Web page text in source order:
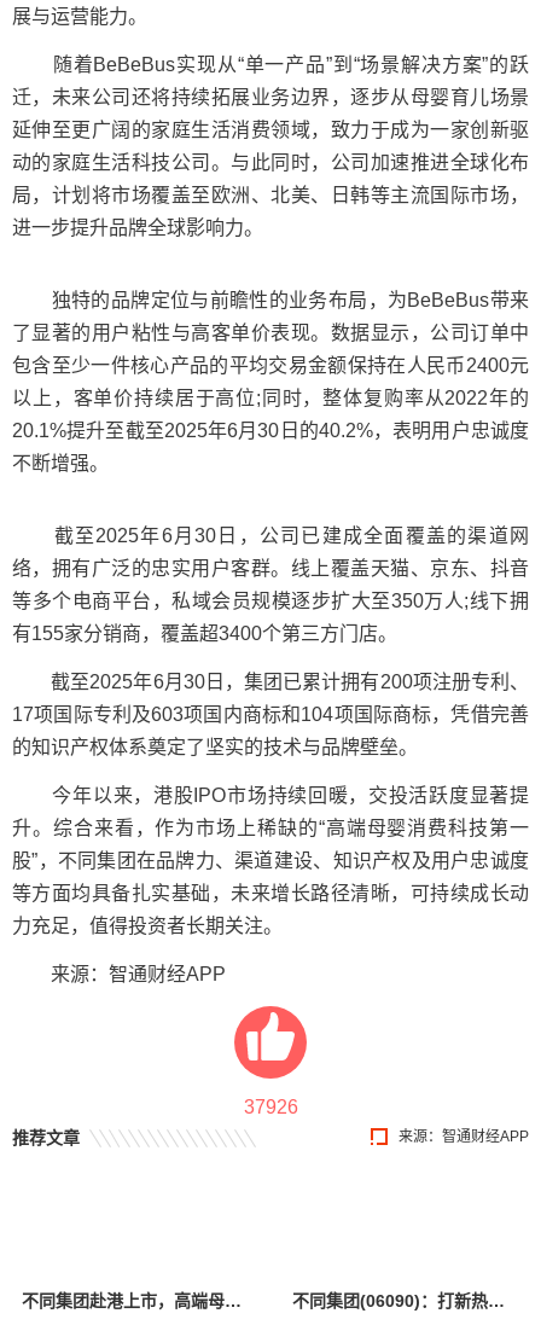
展与运营能力。
随着BeBeBus实现从“单一产品”到“场景解决方案”的跃
迁，未来公司还将持续拓展业务边界，逐步从母婴育儿场景
延伸至更广阔的家庭生活消费领域，致力于成为一家创新驱
动的家庭生活科技公司。与此同时，公司加速推进全球化布
局，计划将市场覆盖至欧洲、北美、日韩等主流国际市场，
进一步提升品牌全球影响力。
独特的品牌定位与前瞻性的业务布局，为BeBeBus带来
了显著的用户粘性与高客单价表现。数据显示，公司订单中
包含至少一件核心产品的平均交易金额保持在人民币2400元
以上，客单价持续居于高位;同时，整体复购率从2022年的
20.1%提升至截至2025年6月30日的40.2%，表明用户忠诚度
不断增强。
截至2025年6月30日，公司已建成全面覆盖的渠道网
络，拥有广泛的忠实用户客群。线上覆盖天猫、京东、抖音
等多个电商平台，私域会员规模逐步扩大至350万人;线下拥
有155家分销商，覆盖超3400个第三方门店。
截至2025年6月30日，集团已累计拥有200项注册专利、
17项国际专利及603项国内商标和104项国际商标，凭借完善
的知识产权体系奠定了坚实的技术与品牌壁垒。
今年以来，港股IPO市场持续回暖，交投活跃度显著提
升。综合来看，作为市场上稀缺的“高端母婴消费科技第一
股”，不同集团在品牌力、渠道建设、知识产权及用户忠诚度
等方面均具备扎实基础，未来增长路径清晰，可持续成长动
力充足，值得投资者长期关注。
来源：智通财经APP
37926
来源：智通财经APP
推荐文章
不同集团赴港上市，高端母婴品牌BeBeBus以洞察破局 不同集团(06090)：打新热潮持续，详解高端母婴标杆企业的长期配置价值